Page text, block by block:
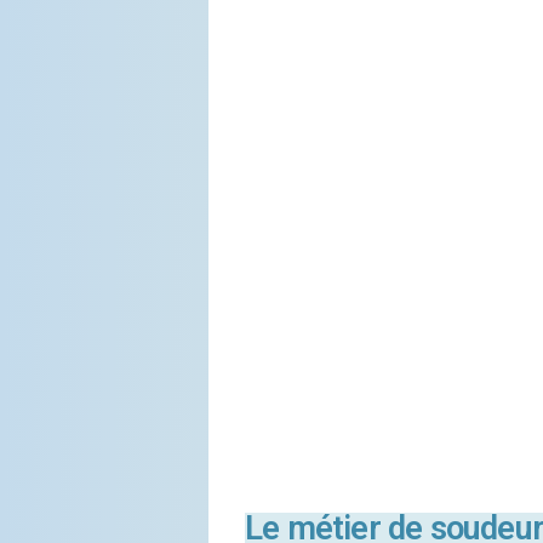
Le métier de soudeur